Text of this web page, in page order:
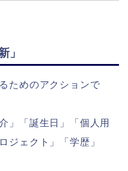
」
ためのアクションで
」「誕生日」「個人用
ジェクト」「学歴」